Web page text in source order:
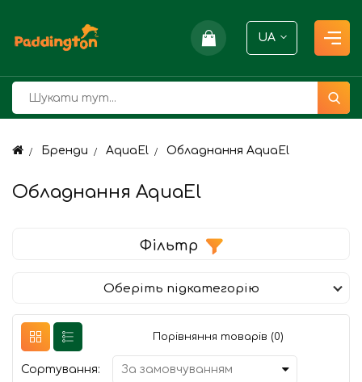
UA
Бренди AquaEl Обладнання AquaEl
Обладнання AquaEl
Фільтр
Оберіть підкатегорію
Порівняння товарів (0)
Сортування: